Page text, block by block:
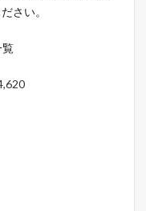
さい。
覧